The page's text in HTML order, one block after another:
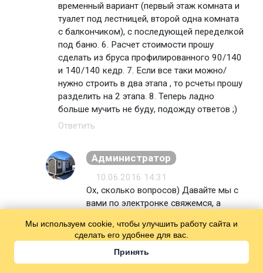
временный вариант (первый этаж комната и
туалет под лестницей, второй одна комната
с балкончиком), с последующей переделкой
под баню. 6. Расчет стоимости прошу
сделать из бруса профилированного 90/140
и 140/140 кедр. 7. Если все таки можно/
нужно строить в два этапа , то рсчеты прошу
разделить на 2 этапа. 8. Теперь ладно
больше мучить не буду, подожду ответов ;)
Ответить
Администратор
10.06.2016 14:31
Ох, сколько вопросов) Давайте мы с
вами по электронке свяжемся, а
обсудим.
Мы используем cookie, чтобы улучшить работу сайта и
сделать его удобнее для вас.
Принять